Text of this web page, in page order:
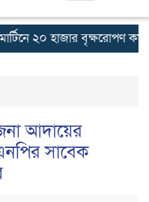
২০ হাজার বৃক্ষরোপণ
আদায়ের
সাবেক